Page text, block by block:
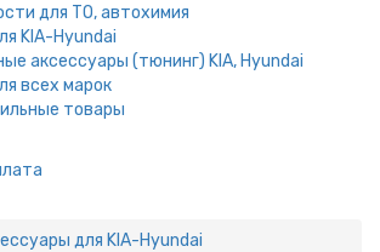
для ТО, автохимия
KIA-Hyundai
аксессуары (тюнинг) KIA, Hyundai
всех марок
товары
для KIA-Hyundai